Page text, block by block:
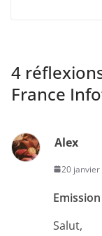
4
France Info
Alex
20 janvier
Emission
Salut,